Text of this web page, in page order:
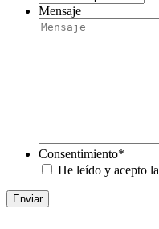
Mensaje
Consentimiento*
He leído y acepto la